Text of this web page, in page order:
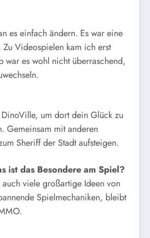
es einfach ändern. Es war eine
Videospielen kam ich erst
war es wohl nicht überraschend,
um dort dein Glück zu
Gemeinsam mit anderen
Sheriff der Stadt aufsteigen.
ist das Besondere am Spiel?
viele großartige Ideen von
Spielmechaniken, bleibt